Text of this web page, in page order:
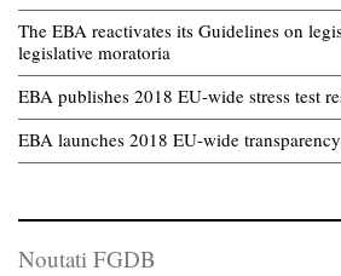
The EBA reactivates its Guidelines on
legislative moratoria
EBA publishes 2018 EU-wide stress test
EBA launches 2018 EU-wide
Noutati FGDB